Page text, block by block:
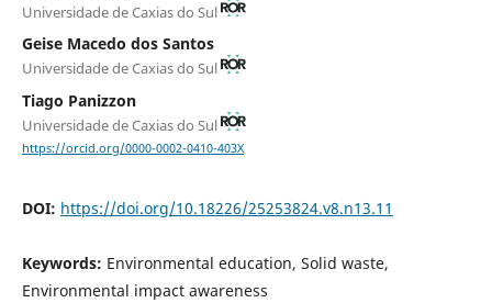
Universidade de Caxias do Sul
Geise Macedo dos Santos
Universidade de Caxias do Sul
Tiago Panizzon
Universidade de Caxias do Sul
https://orcid.org/0000-0002-0410-403X
DOI: https://doi.org/10.18226/25253824.v8.n13.11
Keywords: Environmental education, Solid waste,
Environmental impact awareness